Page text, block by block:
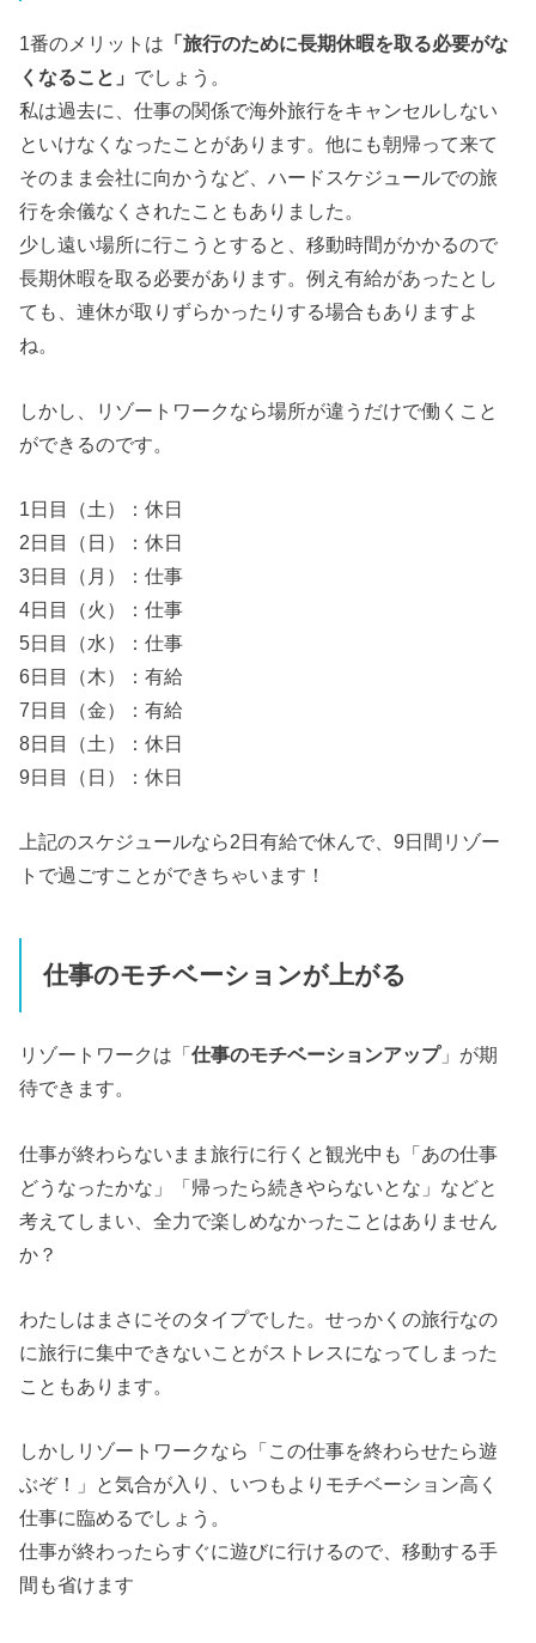
1番のメリットは 「旅行のために長期休暇を取る必要がな
くなること」 でしょう。
私は過去に、仕事の関係で海外旅行をキャンセルしない
といけなくなったことがあります。他にも朝帰って来て
そのまま会社に向かうなど、ハードスケジュールでの旅
行を余儀なくされたこともありました。
少し遠い場所に行こうとすると、移動時間がかかるので
長期休暇を取る必要があります。例え有給があったとし
ても、連休が取りずらかったりする場合もありますよ
ね。
しかし、リゾートワークなら場所が違うだけで働くこと
ができるのです。
1日目（土）：休日
2日目（日）：休日
3日目（月）：仕事
4日目（火）：仕事
5日目（水）：仕事
6日目（木）：有給
7日目（金）：有給
8日目（土）：休日
9日目（日）：休日
上記のスケジュールなら2日有給で休んで、9日間リゾー
トで過ごすことができちゃいます！
仕事のモチベーションが上がる
リゾートワークは「仕事のモチベーションアップ」が期
待できます。
仕事が終わらないまま旅行に行くと観光中も「あの仕事
どうなったかな」「帰ったら続きやらないとな」などと
考えてしまい、全力で楽しめなかったことはありません
か？
わたしはまさにそのタイプでした。せっかくの旅行なの
に旅行に集中できないことがストレスになってしまった
こともあります。
しかしリゾートワークなら「この仕事を終わらせたら遊
ぶぞ！」と気合が入り、いつもよりモチベーション高く
仕事に臨めるでしょう。
仕事が終わったらすぐに遊びに行けるので、移動する手
間も省けます